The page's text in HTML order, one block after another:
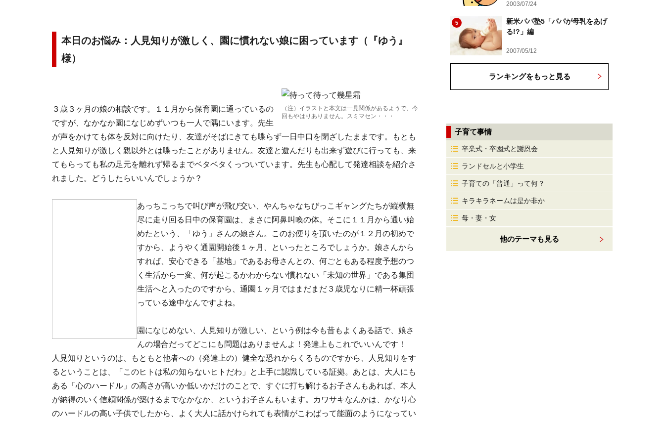
本日のお悩み：人見知りが激しく、園に慣れない娘に困っています（『ゆう』
様）
（注）イラストと本文は一見関係があるようで、今
回もやはりありません。スミマセン・・・
３歳３ヶ月の娘の相談です。１１月から保育園に通っているの
ですが、なかなか園になじめずいつも一人で隅にいます。先生
が声をかけても体を反対に向けたり、友達がそばにきても喋らず一日中口を閉ざしたままです。もとも
と人見知りが激しく親以外とは喋ったことがありません。友達と遊んだりも出来ず遊びに行っても、来
てもらっても私の足元を離れず帰るまでベタベタくっついています。先生も心配して発達相談を紹介さ
れました。どうしたらいいんでしょうか？
あっちこっちで叫び声が飛び交い、やんちゃなちびっこギャングたちが縦横無
尽に走り回る日中の保育園は、まさに阿鼻叫喚の体。そこに１１月から通い始
めたという、「ゆう」さんの娘さん。このお便りを頂いたのが１２月の初めで
すから、ようやく通園開始後１ヶ月、といったところでしょうか。娘さんから
すれば、安心できる「基地」であるお母さんとの、何ごともある程度予想のつ
く生活から一変、何が起こるかわからない慣れない「未知の世界」である集団
生活へと入ったのですから、通園１ヶ月ではまだまだ３歳児なりに精一杯頑張
っている途中なんですよね。
園になじめない、人見知りが激しい、という例は今も昔もよくある話で、娘さ
んの場合だってどこにも問題はありませんよ！発達上もこれでいいんです！
人見知りというのは、もともと他者への（発達上の）健全な恐れからくるものですから、人見知りをす
るということは、「このヒトは私の知らないヒトだわ」と上手に認識している証拠。あとは、大人にも
ある「心のハードル」の高さが高いか低いかだけのことで、すぐに打ち解けるお子さんもあれば、本人
が納得のいく信頼関係が築けるまでなかなか、というお子さんもいます。カワサキなんかは、かなり心
のハードルの高い子供でしたから、よく大人に話かけられても表情がこわばって能面のようになってい
2003/07/24
5
新米パパ塾5「パパが母乳をあげ
る!?」編
2007/05/12
ランキングをもっと見る
子育て事情
卒業式・卒園式と謝恩会
ランドセルと小学生
子育ての「普通」って何？
キラキラネームは是か非か
母・妻・女
他のテーマも見る